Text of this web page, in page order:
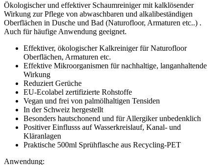
Ökologischer und effektiver Schaumreiniger mit kalklösender
Wirkung zur Pflege von abwaschbaren und alkalibeständigen
Oberflächen in Dusche und Bad (Naturofloor, Armaturen etc..) .
Auch für häufige Anwendung geeignet.
Effektiver, ökologischer Kalkreiniger für Naturofloor
Oberflächen, Armaturen etc.
Effektive Mikroorganismen für nachhaltige, langanhaltende
Wirkung
Reduziert Gerüche
EU-Ecolabel zertifizierte Rohstoffe
Vegan und frei von palmölhaltigen Tensiden
In der Schweiz hergestellt
Besonders hautschonend und für Allergiker unbedenklich
Positiver Einflusss auf Wasserkreislauf, Kanal- und
Kläranlagen
Praktische 500ml Sprühflasche aus Recycling-PET
Anwendung: